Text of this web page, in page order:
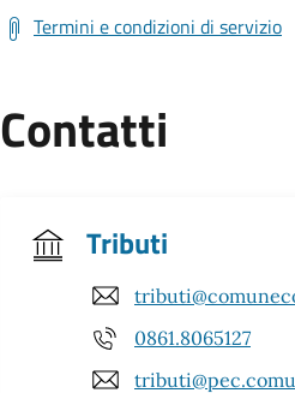
Termini e condizioni di servizio
Contatti
Tributi
0861.8065127